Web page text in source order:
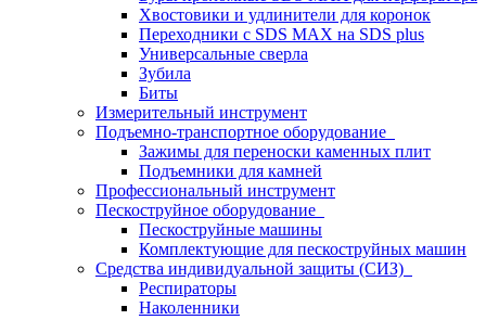
Хвостовики и удлинители для коронок
Переходники с SDS MAX на SDS plus
Универсальные сверла
Зубила
Биты
Измерительный инструмент
Подъемно-транспортное оборудование
Зажимы для переноски каменных плит
Подъемники для камней
Профессиональный инструмент
Пескоструйное оборудование
Пескоструйные машины
Комплектующие для пескоструйных машин
Средства индивидуальной защиты (СИЗ)
Респираторы
Наколенники